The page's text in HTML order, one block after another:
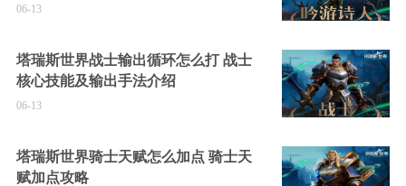
06-13
塔瑞斯世界战士输出循环怎么打 战士
核心技能及输出手法介绍
06-13
塔瑞斯世界骑士天赋怎么加点 骑士天
赋加点攻略